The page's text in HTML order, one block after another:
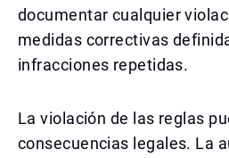
documentar cualquier
medidas correctivas
infracciones repetidas.
La violación de las reglas
consecuencias legales. La